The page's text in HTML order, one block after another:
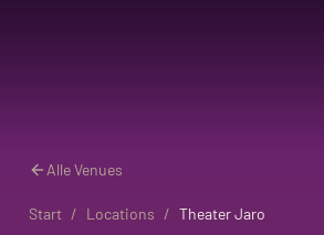
Alle Venues
Start / Locations / Theater Jaro